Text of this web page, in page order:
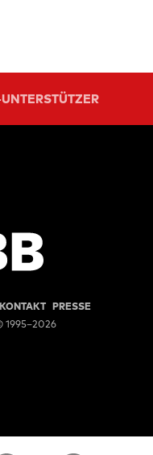
KONTAKT PRESSE
1995–2026